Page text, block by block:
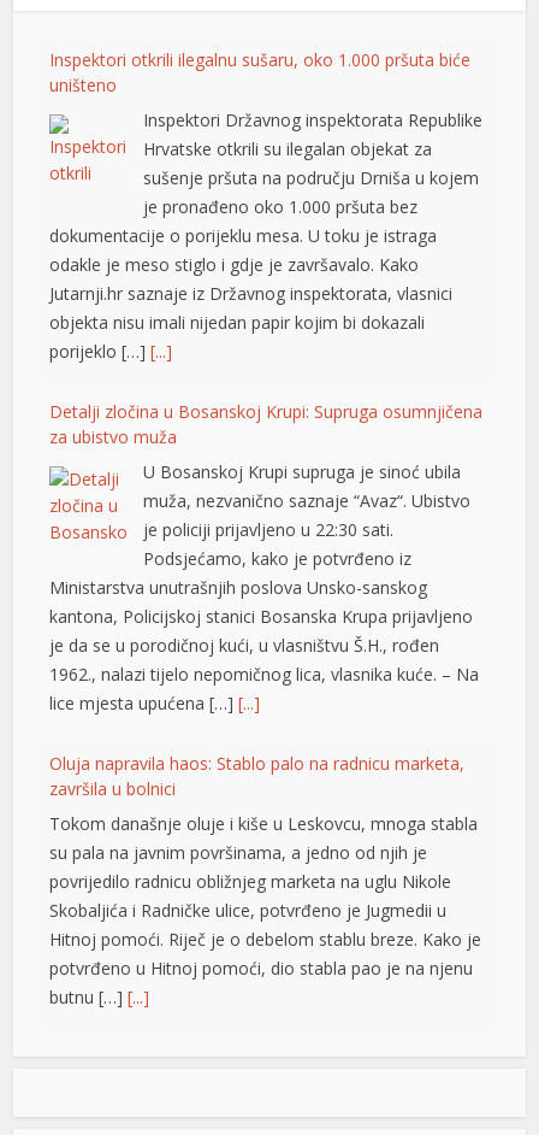
Inspektori otkrili ilegalnu sušaru, oko 1.000 pršuta biće
uništeno
Inspektori Državnog inspektorata Republike
Hrvatske otkrili su ilegalan objekat za
sušenje pršuta na području Drniša u kojem
je pronađeno oko 1.000 pršuta bez
dokumentacije o porijeklu mesa. U toku je istraga
odakle je meso stiglo i gdje je završavalo. Kako
Jutarnji.hr saznaje iz Državnog inspektorata, vlasnici
objekta nisu imali nijedan papir kojim bi dokazali
porijeklo […][...]
Detalji zločina u Bosanskoj Krupi: Supruga osumnjičena
za ubistvo muža
U Bosanskoj Krupi supruga je sinoć ubila
muža, nezvanično saznaje “Avaz“. Ubistvo
je policiji prijavljeno u 22:30 sati.
Podsjećamo, kako je potvrđeno iz
Ministarstva unutrašnjih poslova Unsko-sanskog
kantona, Policijskoj stanici Bosanska Krupa prijavljeno
je da se u porodičnoj kući, u vlasništvu Š.H., rođen
1962., nalazi tijelo nepomičnog lica, vlasnika kuće. – Na
lice mjesta upućena […][...]
Oluja napravila haos: Stablo palo na radnicu marketa,
završila u bolnici
Tokom današnje oluje i kiše u Leskovcu, mnoga stabla
su pala na javnim površinama, a jedno od njih je
povrijedilo radnicu obližnjeg marketa na uglu Nikole
Skobaljića i Radničke ulice, potvrđeno je Jugmedii u
Hitnoj pomoći. Riječ je o debelom stablu breze. Kako je
potvrđeno u Hitnoj pomoći, dio stabla pao je na njenu
butnu […][...]
Snimak s Jadrana izazvao bijes javnosti: Muškarac džet
Snimak s Kraljičine plaže u Ninu izazvao je